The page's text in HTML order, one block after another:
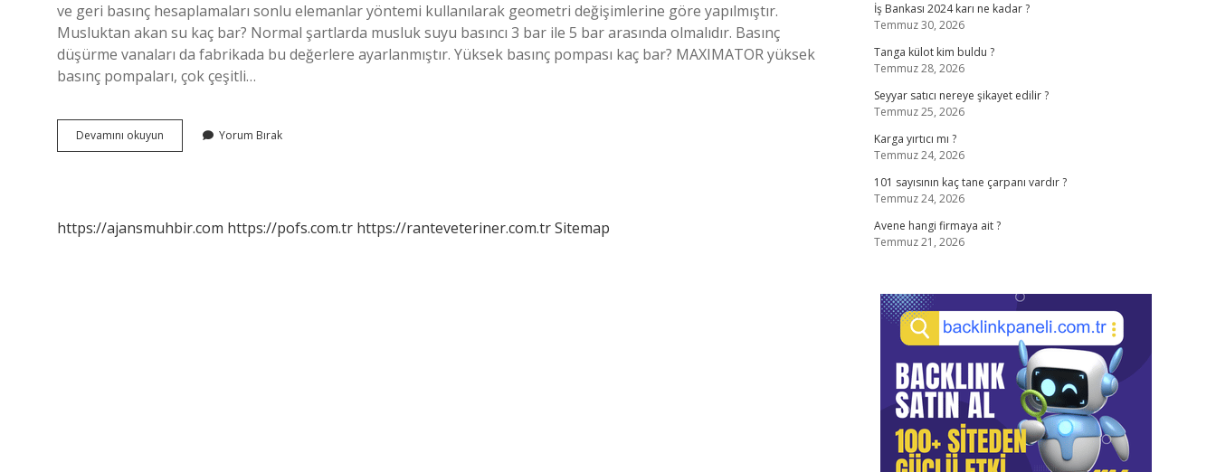
ve geri basınç hesaplamaları sonlu elemanlar yöntemi kullanılarak geometri değişimlerine göre yapılmıştır.
Musluktan akan su kaç bar? Normal şartlarda musluk suyu basıncı 3 bar ile 5 bar arasında olmalıdır. Basınç
düşürme vanaları da fabrikada bu değerlere ayarlanmıştır. Yüksek basınç pompası kaç bar? MAXIMATOR yüksek
basınç pompaları, çok çeşitli…
Devamını okuyun
Pompası
Yorum Bırak
https://ajansmuhbir.com https://pofs.com.tr https://ranteveteriner.com.trSitemap
İş Bankası 2024 karı ne kadar ?
Temmuz 30, 2026
Tanga külot kim buldu ?
Temmuz 28, 2026
Seyyar satıcı nereye şikayet edilir ?
Temmuz 25, 2026
Karga yırtıcı mı ?
Temmuz 24, 2026
101 sayısının kaç tane çarpanı vardır ?
Temmuz 24, 2026
Avene hangi firmaya ait ?
Temmuz 21, 2026